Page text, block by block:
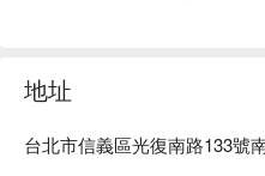
地址
台北市信義區光復南路133號